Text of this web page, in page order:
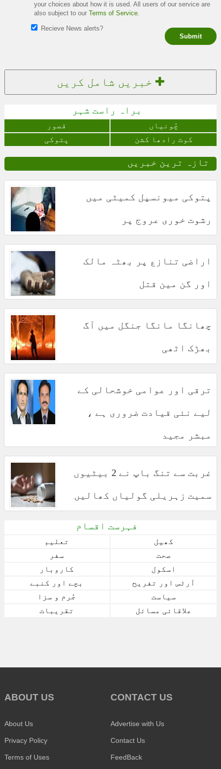
your choices about how it is used. All users of our service are
also subject to our Terms of Service.
Recieve News alerts?
Submit
خبریں شامل کریں
براہ راست شہر
چُونياں
قصور
کوٹ رادھا کشن
پتوکی
تازہ ترین خبریں
پتوکی میونسپل کمیٹی میں
رشوت خوری عروج پر
اراضی تنازع پر بھٹہ مالک
اور گن مین قتل
چھانگا مانگا جنگل میں آگ
بھڑک اٹھی
ترقی اور عوامی خوشحالی کے
لیے نئی قیادت ضروری ہے ،
مبشر مجید
غربت سے تنگ باپ نے 2 بیٹیوں
سمیت زہریلی گولیاں کھالیں
فہرست اقسام
کھیل
تعلیم
صحت
سفر
اسکول
کاروبار
آرٹس اور تفریح
بچے اور کنبے
سیاست
جُرم و سزا
علاقائی مسائل
تقریبات
ABOUT US
About Us
Privacy Policy
Terms of Uses
CONTACT US
Advertise with Us
Contact Us
FeedBack